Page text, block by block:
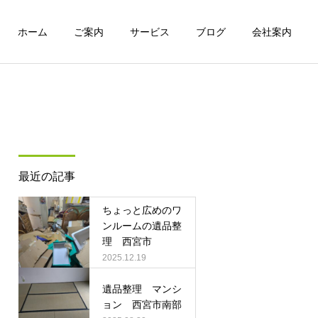
ホーム ご案内 サービス ブログ 会社案内
ハウスクリーニング
実績
ワンルームマンションの遺
品整理
最近の記事
ちょっと広めのワ
ンルームの遺品整
理 西宮市
2025.12.19
遺品整理 マンシ
ョン 西宮市南部